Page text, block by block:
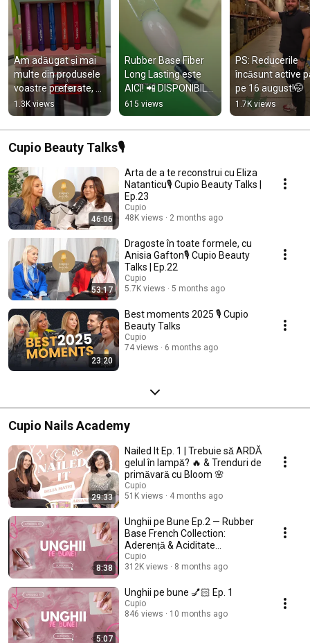
Am adăugat și mai
multe din produsele
voastre preferate,
cu reduceri de până
la 50%!💚
1.3K views
Rubber Base Fiber
Long Lasting este
AICI! 📲 DISPONIBILĂ
EXCLUSIV ÎN
APLICAȚIA CUPIO!
615 views
PS: Reducerile
încăsunt active
pe 16 august!🤭
1.7K views
Cupio Beauty Talks🎙
46:06
Arta de a te reconstrui cu Eliza
Natanticu🎙️ Cupio Beauty Talks |
Ep.23
Cupio
48K views
2 months ago
53:17
Dragoste în toate formele, cu
Anisia Gafton🎙️ Cupio Beauty
Talks | Ep.22
Cupio
5.7K views
5 months ago
23:20
Best moments 2025 🎙️ Cupio
Beauty Talks
Cupio
74 views
6 months ago
Cupio Nails Academy
29:33
Nailed It Ep. 1 | Trebuie să ARDĂ
gelul în lampă? 🔥 & Trenduri de
primăvară cu Bloom 🌸
Cupio
51K views
4 months ago
8:38
Unghii pe Bune Ep.2 — Rubber
Base French Collection:
Aderență & Aciditate
Controlată
Cupio
312K views
8 months ago
5:07
Unghii pe bune 💅🏻 Ep. 1
Cupio
846 views
10 months ago